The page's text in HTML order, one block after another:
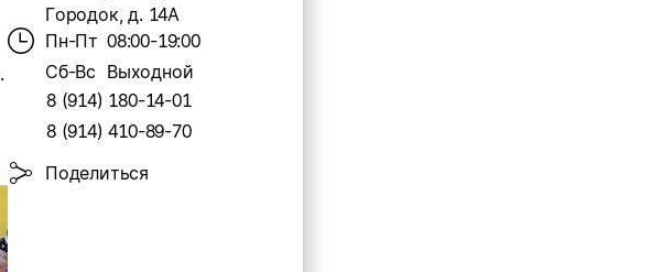
Городок, д. 14А
Пн-Пт 08:00-19:00
Сб-Вс Выходной
8 (914) 180-14-01
8 (914) 410-89-70
Поделиться